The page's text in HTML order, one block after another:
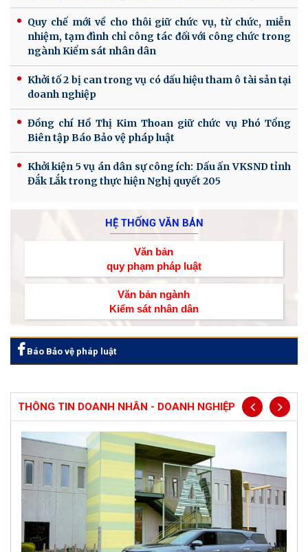
Quy chế mới về cho thôi giữ chức vụ, từ chức, miễn
nhiệm, tạm đình chỉ công tác đối với công chức trong
ngành Kiểm sát nhân dân
Khởi tố 2 bị can trong vụ có dấu hiệu tham ô tài sản tại
doanh nghiệp
Đồng chí Hồ Thị Kim Thoan giữ chức vụ Phó Tổng
Biên tập Báo Bảo vệ pháp luật
Khởi kiện 5 vụ án dân sự công ích: Dấu ấn VKSND tỉnh
Đắk Lắk trong thực hiện Nghị quyết 205
HỆ THỐNG VĂN BẢN
Văn bản
quy phạm pháp luật
Văn bản ngành
Kiểm sát nhân dân
Báo Bảo vệ pháp luật
THÔNG TIN DOANH NHÂN - DOANH NGHIỆP